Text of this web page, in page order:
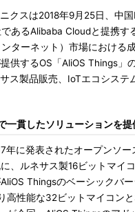
クスは2018年9月25日、中国
あるAlibaba Cloudと提携す
ターネット）市場における
供するOS「AliOS Things」
ス製品販売、IoTエコシステ
一貫したソリューションを提
年に発表されたオープンソー
、ルネサス製16ビットマイ
AliOS Thingsのベーシックバ
高性能な32ビットマイコン